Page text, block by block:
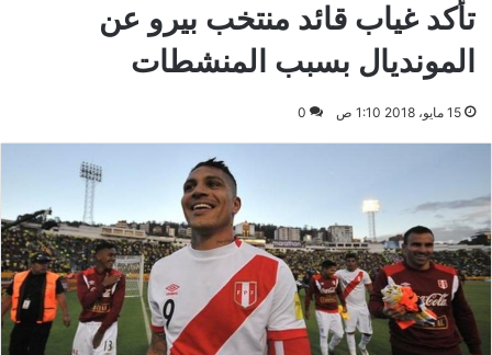
تأكد غياب قائد منتخب بيرو عن
المونديال بسبب المنشطات
15 مايو، 2018 1:10 ص 0